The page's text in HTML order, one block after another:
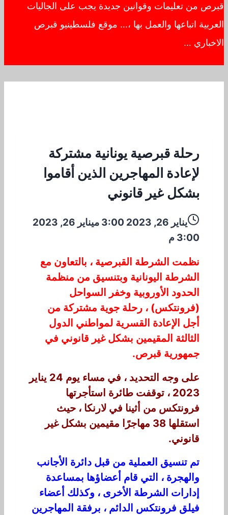
قبرص من تعليمات وقوانين جديدة يجب على الجاليات
العربية اتباعها والعمل بها ،… موقع فلسطينيو قبرص
الاخباري …
رحلة قبرصية يونانية مشتركة
لإعادة المهاجرين الذين أقاموا
بشكل غير قانوني
يناير 26, 2023 3:00 م
يناير 26, 2023
3:00 م
نظمت الشرطة القبرصية ، بالتعاون مع
الشرطة اليونانية وبتنسيق من منظمة
الحدود الأوروبية وخفر السواحل
(فرونتكس) ، رحلة جوية مشتركة من
أجل الإعادة القسرية لمواطني الدول
الثالثة المقيمين بشكل غير قانوني في
جمهورية قبرص.
على وجه التحديد ، في مساء يوم 24 يناير
2023 ، توقفت طائرة استأجرتها
فرونتكس من أثينا في لارنكا ، حيث
استقلها 38 مهاجرًا مقيمين بشكل غير
قانوني.
تم تنسيق العملية من قبل دائرة الأجانب
والهجرة ، التي قام أعضاؤها بمساعدة
إدارات الشرطة الأخرى ، وكذلك أعضاء
فيلق فرونتكس الدائم ، برفقة المهاجرين